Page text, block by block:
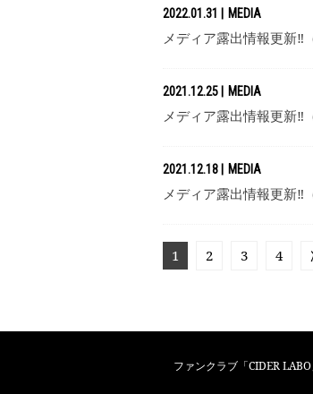
2022.01.31 MEDIA
メディア露出情報更新‼
2021.12.25 MEDIA
メディア露出情報更新‼
2021.12.18 MEDIA
メディア露出情報更新‼
1 2 3 4
ファンクラブ「CIDER